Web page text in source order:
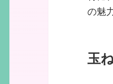
の魅
玉